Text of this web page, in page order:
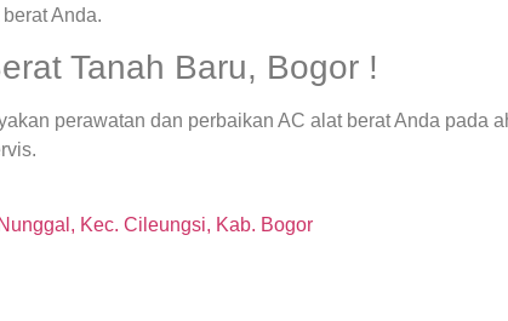
Anda.
Tanah Baru, Bogor !
perawatan dan perbaikan AC alat berat Anda pada
Kec. Cileungsi, Kab. Bogor